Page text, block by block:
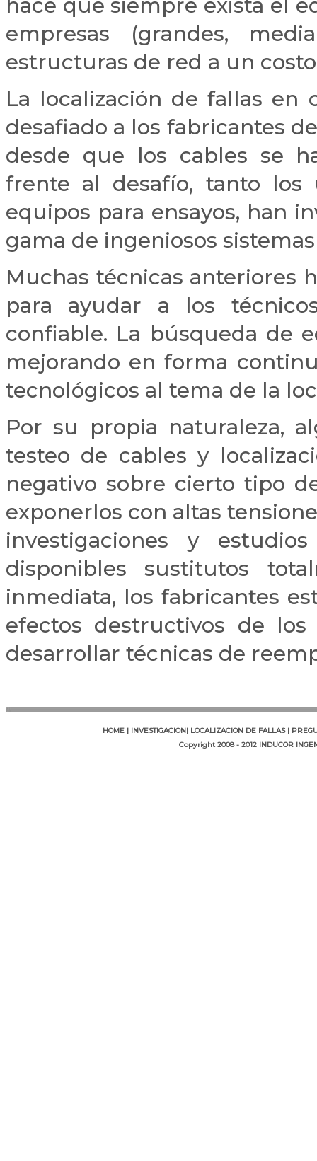
hace que siempre exista el
empresas (grandes,
estructuras de red a un
La localización de fallas en
desafiado a los fabricantes
desde que los cables se
frente al desafío, tanto los
equipos para ensayos, han
gama de ingeniosos
Muchas técnicas anteriores
para ayudar a los
confiable. La búsqueda de
mejorando en forma
tecnológicos al tema de la
Por su propia naturaleza,
testeo de cables y
negativo sobre cierto tipo
exponerlos con altas
investigaciones y
disponibles sustitutos
inmediata, los fabricantes
efectos destructivos de
desarrollar técnicas de
HOME| INVESTIGACION| LOCALIZACION DE FALLAS|
Copyright 2008 - 2012 INDUCOR